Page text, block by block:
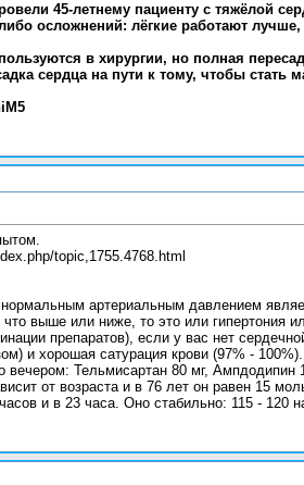
45-летнему пациенту с тяжёлой
осложнений: лёгкие работают
в хирургии, но полная
сердца на пути к тому, чтобы стать
topic,1755.4768.html
артериальным давлением
выше или ниже, то это или гипертония
препаратов), если у вас нет
и хорошая сатурация крови (97% - 100%).
Тельмисартан 80 мг,
от возраста и в 76 лет он равен 15
и в 23 часа. Оно стабильно: 115 - 120